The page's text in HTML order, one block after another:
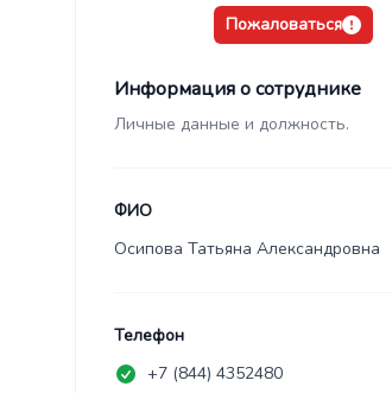
Пожаловаться
Информация о сотруднике
Личные данные и должность.
ФИО
Осипова Татьяна Александровна
Телефон
+7 (844) 4352480